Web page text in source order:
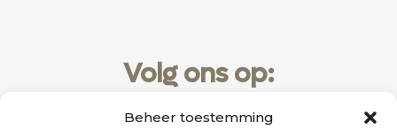
Beheer toestemming
Volg ons op: